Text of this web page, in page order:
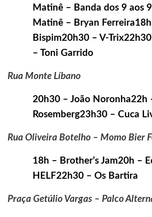
Matinê – Banda dos 9 aos
Matinê – Bryan
Bispim20h30 – V-
– Toni Garrido
Rua Monte Líbano
20h30 – João Noronha22h
Rosemberg23h30 – Cuca
Rua Oliveira Botelho – Momo Bier
18h – Brother’s Jam20h –
HELF22h30 – Os Bartira
Praça Getúlio Vargas – Palco